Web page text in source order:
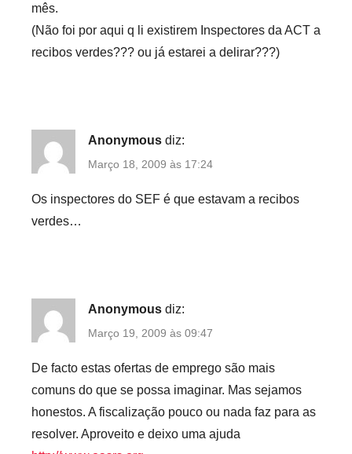
mês.
(Não foi por aqui q li existirem Inspectores da ACT a
recibos verdes??? ou já estarei a delirar???)
Anonymous diz:
Março 18, 2009 às 17:24
Os inspectores do SEF é que estavam a recibos
verdes…
Anonymous diz:
Março 19, 2009 às 09:47
De facto estas ofertas de emprego são mais
comuns do que se possa imaginar. Mas sejamos
honestos. A fiscalização pouco ou nada faz para as
resolver. Aproveito e deixo uma ajuda